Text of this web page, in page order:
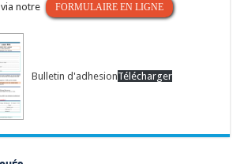
notre FORMULAIRE EN LIGNE
Bulletin d'adhesionTélécharger